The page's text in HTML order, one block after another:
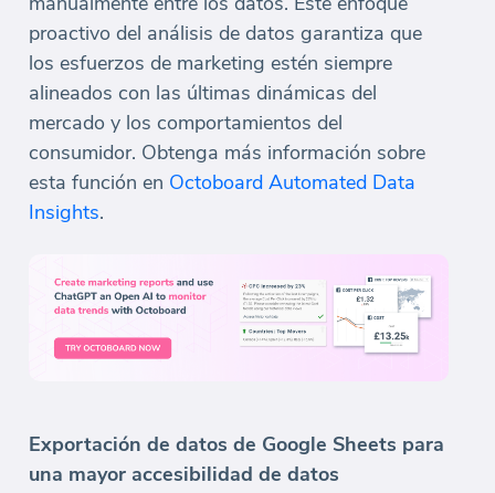
proactivo del análisis de datos garantiza que
los esfuerzos de marketing estén siempre
alineados con las últimas dinámicas del
mercado y los comportamientos del
consumidor. Obtenga más información sobre
esta función en Octoboard Automated Data
Insights.
Exportación de datos de Google Sheets para
una mayor accesibilidad de datos